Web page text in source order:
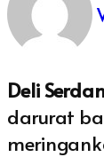
Deli
darurat